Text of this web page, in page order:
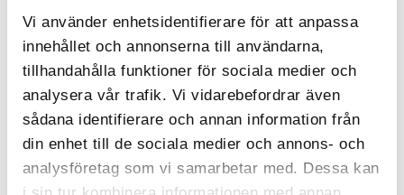
Vi använder enhetsidentifierare för att anpassa
innehållet och annonserna till användarna,
tillhandahålla funktioner för sociala medier och
analysera vår trafik. Vi vidarebefordrar även
sådana identifierare och annan information från
din enhet till de sociala medier och annons- och
analysföretag som vi samarbetar med. Dessa kan
Internationell expansion och
integration
VPK utökade sin närvaro i södra Europa